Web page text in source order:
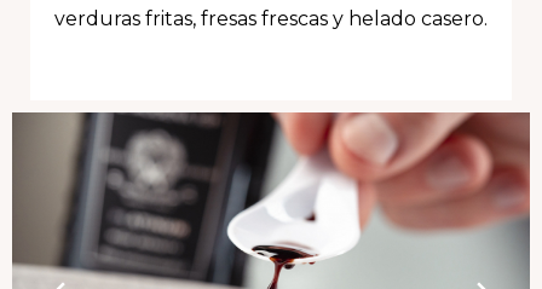
verduras fritas, fresas frescas y helado casero.